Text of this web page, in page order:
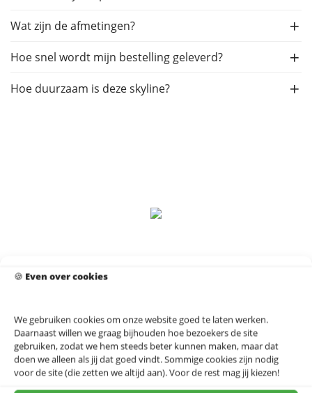
🍪 Even over cookies
We gebruiken cookies om onze website goed te laten werken.
Daarnaast willen we graag bijhouden hoe bezoekers de site
gebruiken, zodat we hem steeds beter kunnen maken, maar dat
doen we alleen als jij dat goed vindt. Sommige cookies zijn nodig
voor de site (die zetten we altijd aan). Voor de rest mag jij kiezen!
Wat zijn de afmetingen?
Hoe snel wordt mijn bestelling geleverd?
Hoe duurzaam is deze skyline?
Kunst in Kaart
verliefd op bent, waar je kinderen geboren zijn of dat
land met een speciale herinnering.. wij ontwerpen
(gratis) je favoriete herinnering zodat je deze elke dag
kunt herbeleven!